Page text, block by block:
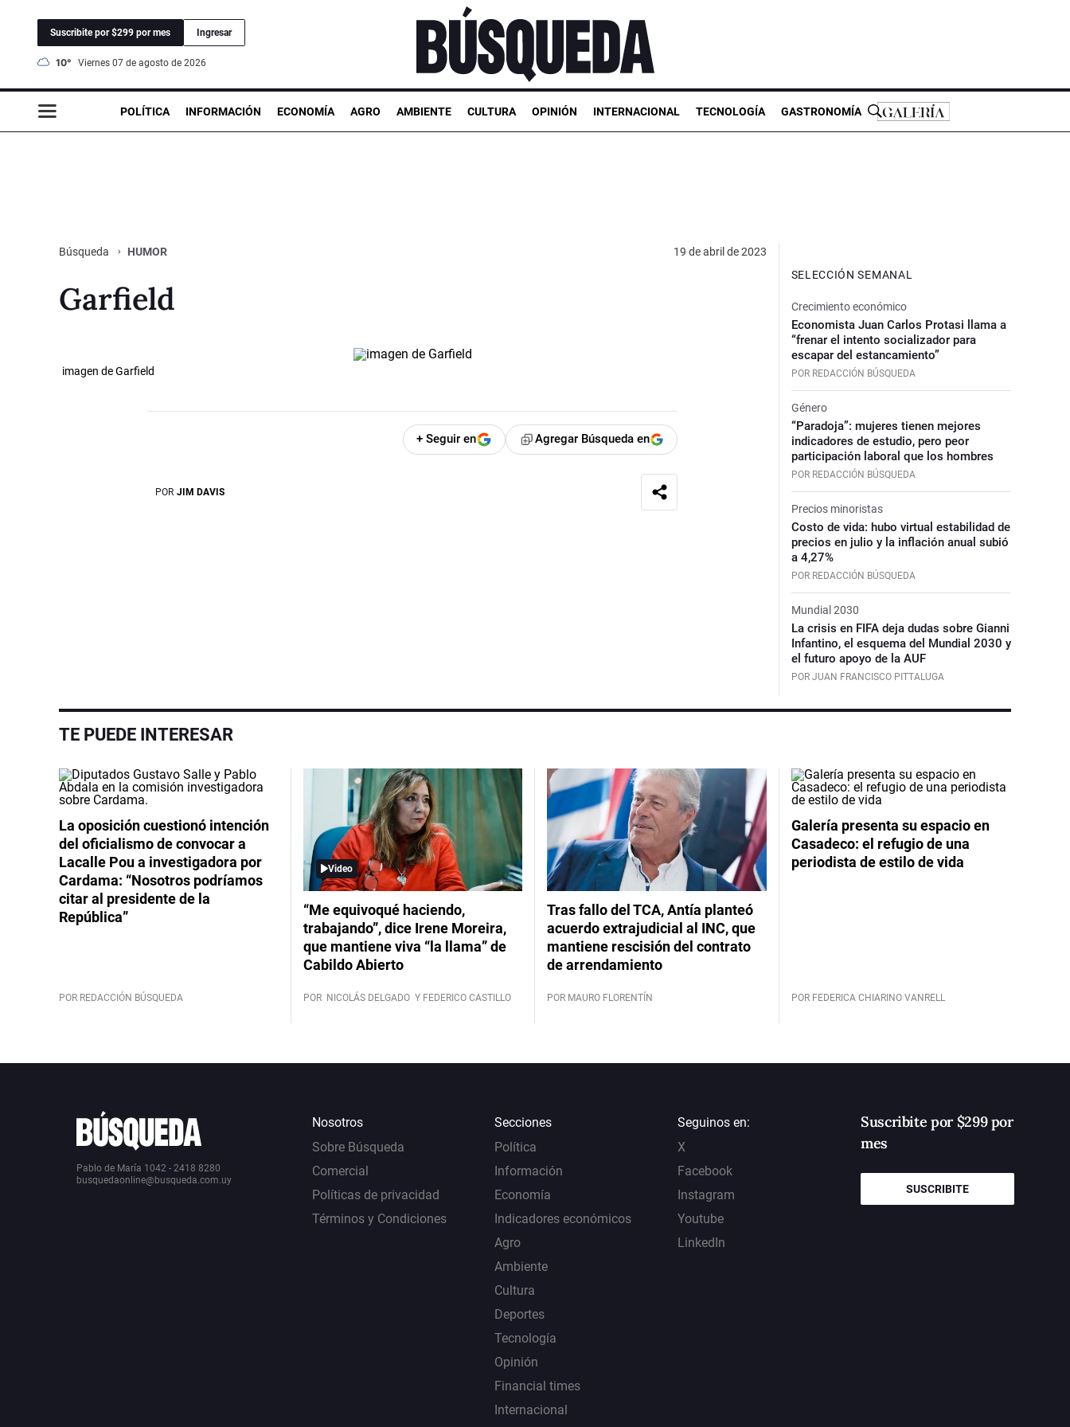
Suscribite por $299 por mes Ingresar
10° viernes 07 de agosto de 2026
POLÍTICA INFORMACIÓN ECONOMÍA AGRO AMBIENTE CULTURA OPINIÓN INTERNACIONAL TECNOLOGÍA GASTRONOMÍA
Búsqueda HUMOR 19 de abril de 2023
Garfield
imagen de Garfield
+ Seguir en Agregar Búsqueda en
POR JIM DAVIS
SELECCIÓN SEMANAL
Crecimiento económico
Economista Juan Carlos Protasi llama a
“frenar el intento socializador para
escapar del estancamiento”
POR REDACCIÓN BÚSQUEDA
Género
“Paradoja”: mujeres tienen mejores
indicadores de estudio, pero peor
participación laboral que los hombres
POR REDACCIÓN BÚSQUEDA
Precios minoristas
Costo de vida: hubo virtual estabilidad de
precios en julio y la inflación anual subió
a 4,27%
POR REDACCIÓN BÚSQUEDA
Mundial 2030
La crisis en FIFA deja dudas sobre Gianni
Infantino, el esquema del Mundial 2030 y
el futuro apoyo de la AUF
POR JUAN FRANCISCO PITTALUGA
TE PUEDE INTERESAR
La oposición cuestionó intención
del oficialismo de convocar a
Lacalle Pou a investigadora por
Cardama: “Nosotros podríamos
citar al presidente de la
República”
POR REDACCIÓN BÚSQUEDA
Video
“Me equivoqué haciendo,
trabajando”, dice Irene Moreira,
que mantiene viva “la llama” de
Cabildo Abierto
POR NICOLÁS DELGADO Y FEDERICO CASTILLO
Tras fallo del TCA, Antía planteó
acuerdo extrajudicial al INC, que
mantiene rescisión del contrato
de arrendamiento
POR MAURO FLORENTÍN
Galería presenta su espacio en
Casadeco: el refugio de una
periodista de estilo de vida
POR FEDERICA CHIARINO VANRELL
Pablo de María 1042 - 2418 8280
busquedaonline@busqueda.com.uy
Nosotros
Sobre Búsqueda
Comercial
Políticas de privacidad
Términos y Condiciones
Secciones
Política
Información
Economía
Indicadores económicos
Agro
Ambiente
Cultura
Deportes
Tecnología
Opinión
Financial times
Internacional
Seguinos en:
X
Facebook
Instagram
Youtube
LinkedIn
Suscribite por $299 por
mes
SUSCRIBITE